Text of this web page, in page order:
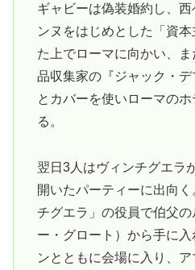
ギャビーは偽装婚約し、
ンヌをはじめとした「資
た上でローマに向かい、
品収集家の『ジャック・
とカバーを使いローマの
る。
翌日3人はヴィンチグエラ
開いたパーティーに出向
チグエラ」の役員で伯父
ー・グロート）から手に
ンとともに会場に入り、